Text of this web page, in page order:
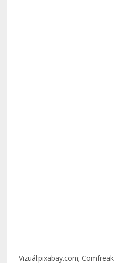
Vizuál:pixabay.com; Comfreak